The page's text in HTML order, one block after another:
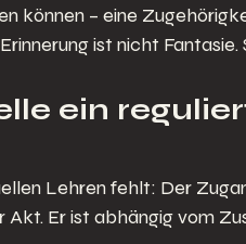
können – eine
ist nicht Fantasie.
ein
Lehren fehlt: Der
Akt. Er ist abhängig vom